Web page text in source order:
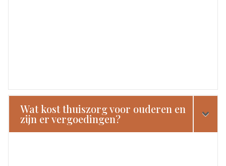
Wat kost thuiszorg voor ouderen en
zijn er vergoedingen?